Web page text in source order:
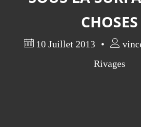
CHOSES
10 Juillet 2013
Rivages